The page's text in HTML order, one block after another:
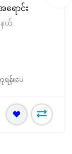
ောင်း
နယ်
ရန်းပေ